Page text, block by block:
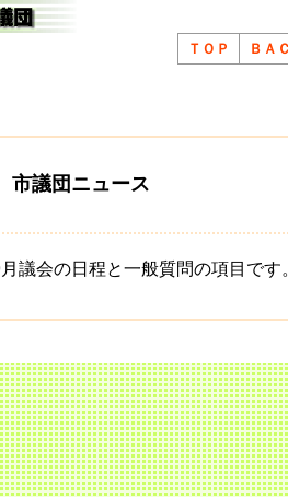
ＴＯＰ ＢＡ
議団ニュース
議会の日程と一般質問の項目です